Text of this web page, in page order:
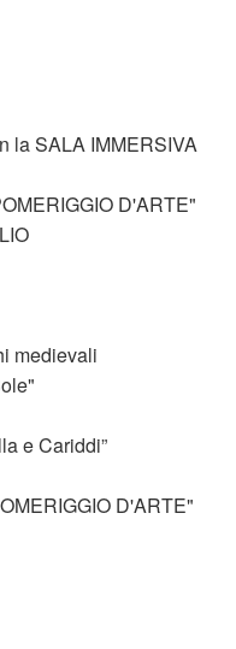
la SALA IMMERSIVA
D'ARTE"
medievali
e Cariddi”
D'ARTE"